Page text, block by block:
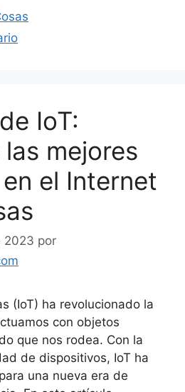
IoT:
mejores
el Internet
2023 por
(IoT) ha revolucionado la
con objetos
que nos rodea. Con la
de dispositivos, IoT ha
una nueva era de